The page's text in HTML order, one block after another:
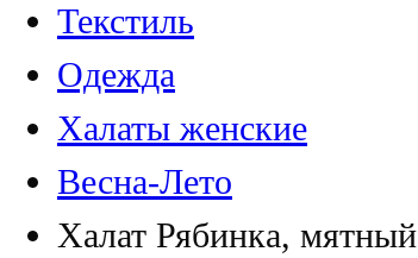
Текстиль
Одежда
Халаты женские
Весна-Лето
Халат Рябинка, мятный